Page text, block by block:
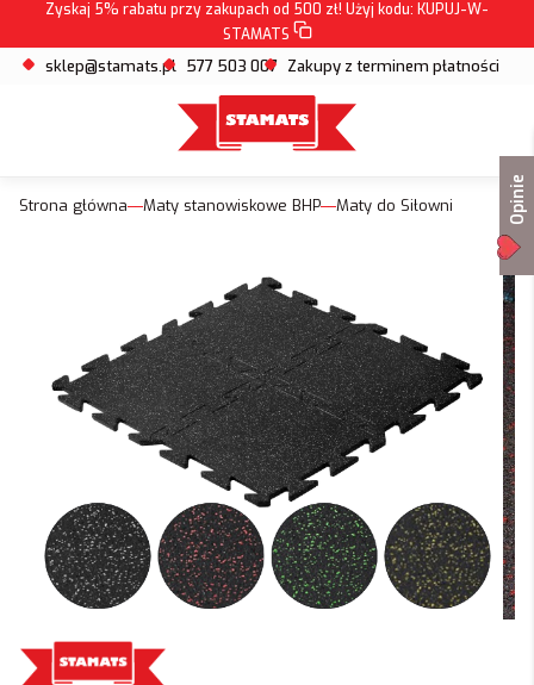
Zyskaj 5% rabatu przy zakupach od 500 zł! Użyj kodu: KUPUJ-W-
STAMATS
sklep@stamats.pl 577 503 007 Zakupy z terminem płatności
Strona główna Maty stanowiskowe BHP Maty do Siłowni Opinie